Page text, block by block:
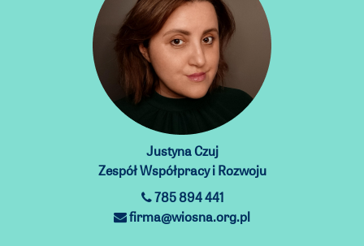
Justyna Czuj
Zespół Współpracy i Rozwoju
785 894 441
firma@wiosna.org.pl